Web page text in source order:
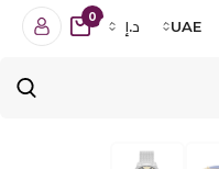
UAE د.إ
0